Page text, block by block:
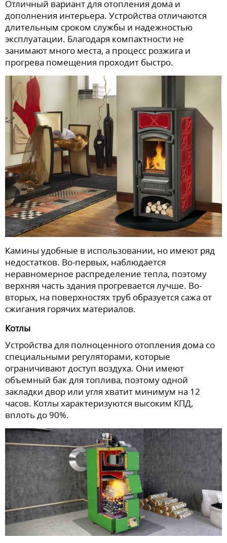
Отличный вариант для отопления дома и
дополнения интерьера. Устройства отличаются
длительным сроком службы и надежностью
эксплуатации. Благодаря компактности не
занимают много места, а процесс розжига и
прогрева помещения проходит быстро.
Камины удобные в использовании, но имеют ряд
недостатков. Во-первых, наблюдается
неравномерное распределение тепла, поэтому
верхняя часть здания прогревается лучше. Во-
вторых, на поверхностях труб образуется сажа от
сжигания горячих материалов.
Котлы
Устройства для полноценного отопления дома со
специальными регуляторами, которые
ограничивают доступ воздуха. Они имеют
объемный бак для топлива, поэтому одной
закладки двор или угля хватит минимум на 12
часов. Котлы характеризуются высоким КПД,
вплоть до 90%.